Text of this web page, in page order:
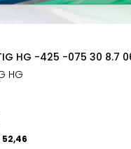
HG -425 -075 30 8.7
HG
52,46